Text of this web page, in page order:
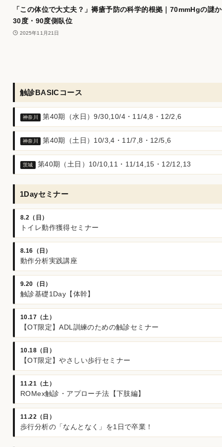
「この体位で大丈夫？」褥瘡予防の科学的根拠｜70mmHgの謎
30度・90度側臥位
2025年11月21日
触診BASICコース
神奈川 第40期（水日）9/30,10/4・11/4,8・12/2,6
神奈川 第40期（土日）10/3,4・11/7,8・12/5,6
茨城 第40期（土日）10/10,11・11/14,15・12/12,13
1Dayセミナー
8.2（日）
トイレ動作獲得セミナー
8.16（日）
動作分析実践講座
9.20（日）
触診基礎1Day【体幹】
10.17（土）
【OT限定】ADL訓練のための触診セミナー
10.18（日）
【OT限定】やさしい歩行セミナー
11.21（土）
ROMex触診・アプローチ法【下肢編】
11.22（日）
歩行分析の「なんとなく」を1日で卒業！